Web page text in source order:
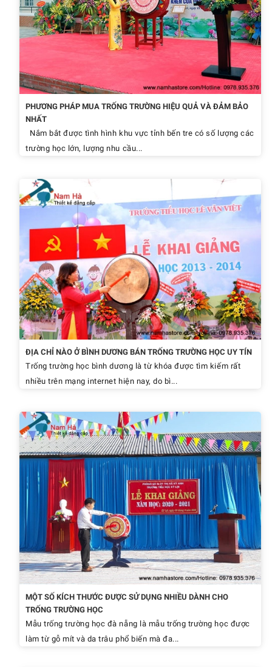
PHƯƠNG PHÁP MUA TRỐNG TRƯỜNG HIỆU QUẢ VÀ ĐẢM BẢO
NHẤT
Nắm bắt được tình hình khu vực tỉnh bến tre có số lượng các
trường học lớn, lượng nhu cầu...
ĐỊA CHỈ NÀO Ở BÌNH DƯƠNG BÁN TRỐNG TRƯỜNG HỌC UY TÍN
Trống trường học bình dương là từ khóa được tìm kiếm rất
nhiều trên mạng internet hiện nay, do bì...
MỘT SỐ KÍCH THƯỚC ĐƯỢC SỬ DỤNG NHIỀU DÀNH CHO
TRỐNG TRƯỜNG HỌC
Mẫu trống trường học đà nẵng là mẫu trống trường học được
làm từ gỗ mít và da trâu phổ biến mà đa...